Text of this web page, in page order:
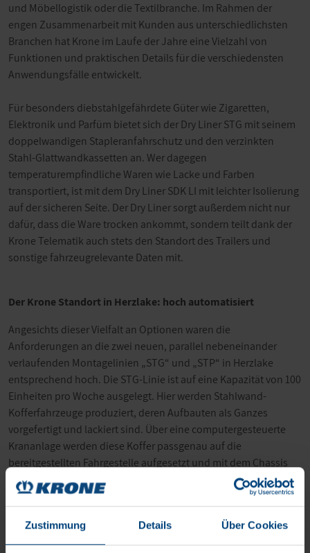
Zustimmung Details Über Cookies
und Möbellogistik oder die Textilbranche. Im Rahmen der
engen Zusammenarbeit mit Kunden aus unterschiedlichsten
Branchen hat Krone im Laufe der Jahre eine Vielzahl von
Funktionen und praktischen Details für die verschiedensten
Anwendungsfälle entwickelt.
Für besonders diebstahlgefährdete Güter wie Zigaretten,
Elektronik und Parfüm bietet sich der Dry Liner STG mit seinem
doppelwandigen Stapleranfahrschutz und den verzinkten
Stahl-Glattwandkassetten an. Wer dagegen
temperaturempfindliche Waren wie Lacke und Farben
transportiert, ist mit dem Dry Liner SDK LI mit leichter Isolierung
auf der sicheren Seite. Der Dry Liner sorgt außerdem nicht nur
dafür, dass die Ware trocken ankommt, sondern teilt dank der
Krone Telematik auch stets den Standort des Trailers und
sonstige fahrzeugrelevante Daten mit.
Der Krone Standort in Herzlake: hoch automatisiert
Angesichts dieser Vielfalt an Optionen waren die
Anforderungen an die zwei neuen, parallel nebeneinander
verlaufenden Montagelinien „STG“ und „STP“ in Herzlake
entsprechend hoch. Die STG-Linie ist auf eine Kapazität von 100
Einheiten pro Woche ausgelegt. Hier werden Stahlwand-
Kofferfahrzeuge produziert, deren Aufbauten als Ganzes
vorgefertigt und lackiert sind. Über eine computergesteuerte
Krananlage werden diese Koffer passgenau auf die
bereitgestellten Fahrgestelle aufgesetzt und mit dem Chassis
verschraubt.
An der STP-Linie, wo die anderen Versionen des Dry Liner
gefertigt werden, sticht als besonderes Highlight der
krangestützte Seitenwandeinbau hervor: Die bis zu 13,6 m